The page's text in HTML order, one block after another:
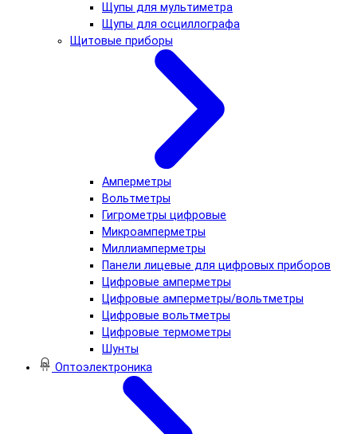
Щупы для мультиметра
Щупы для осциллографа
Щитовые приборы
Амперметры
Вольтметры
Гигрометры цифровые
Микроамперметры
Миллиамперметры
Панели лицевые для цифровых приборов
Цифровые амперметры
Цифровые амперметры/вольтметры
Цифровые вольтметры
Цифровые термометры
Шунты
Оптоэлектроника